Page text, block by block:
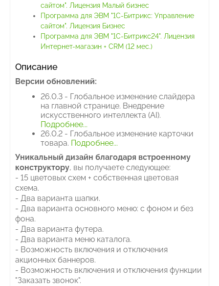
сайтом". Лицензия Малый бизнес
Программа для ЭВМ "1С-Битрикс: Управление
сайтом". Лицензия Бизнес
Программа для ЭВМ "1С-Битрикс24". Лицензия
Интернет-магазин + CRM (12 мес.)
Описание
Версии обновлений:
26.0.3 - Глобальное изменение слайдера
на главной странице. Внедрение
искусственного интеллекта (AI).
Подробнее...
26.0.2 - Глобальное изменение карточки
товара. Подробнее...
Уникальный дизайн благодаря встроенному
конструктору, вы получаете следующее:
- 15 цветовых схем + собственная цветовая
схема.
- Два варианта шапки.
- Два варианта основного меню: с фоном и без
фона.
- Два варианта футера.
- Два варианта меню каталога.
- Возможность включения и отключения
акционных баннеров.
- Возможность включения и отключения функции
"Заказать звонок".